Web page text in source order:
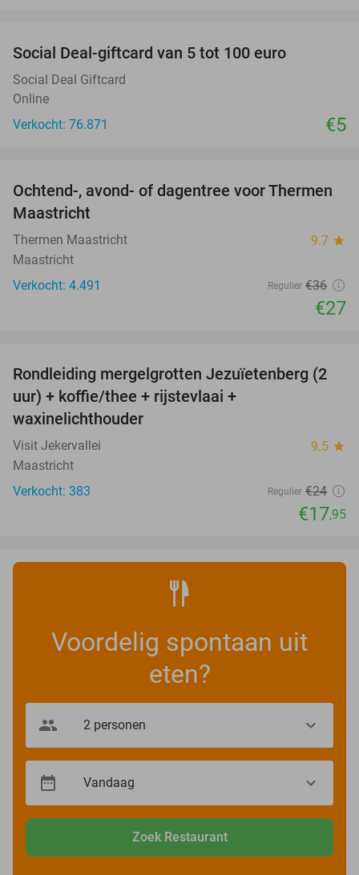
Social Deal-giftcard van 5 tot 100 euro
Social Deal Giftcard
Online
Verkocht: 76.871
€5
25%
Ochtend-, avond- of dagentree voor Thermen
Maastricht
Thermen Maastricht 9.7 star
Maastricht
Verkocht: 4.491
Regulier €36
€27
25%
Rondleiding mergelgrotten Jezuïetenberg (2
uur) + koffie/thee + rijstevlaai +
waxinelichthouder
Visit Jekervallei 9.5 star
Maastricht
Verkocht: 383
Regulier €24
€17,95
Voordelig spontaan uit
eten?
Zoek Restaurant